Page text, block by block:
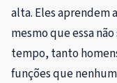
alta. Eles aprendem
mesmo que essa
tempo, tanto
funções que